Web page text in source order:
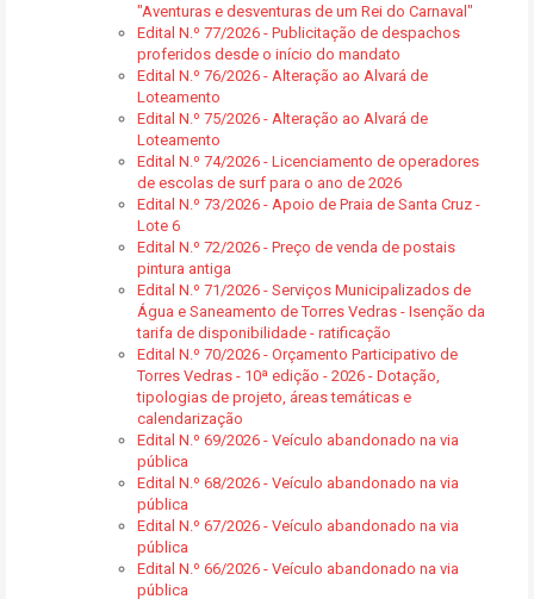
"Aventuras e desventuras de um Rei do Carnaval"
Edital N.º 77/2026 - Publicitação de despachos
proferidos desde o início do mandato
Edital N.º 76/2026 - Alteração ao Alvará de
Loteamento
Edital N.º 75/2026 - Alteração ao Alvará de
Loteamento
Edital N.º 74/2026 - Licenciamento de operadores
de escolas de surf para o ano de 2026
Edital N.º 73/2026 - Apoio de Praia de Santa Cruz -
Lote 6
Edital N.º 72/2026 - Preço de venda de postais
pintura antiga
Edital N.º 71/2026 - Serviços Municipalizados de
Água e Saneamento de Torres Vedras - Isenção da
tarifa de disponibilidade - ratificação
Edital N.º 70/2026 - Orçamento Participativo de
Torres Vedras - 10ª edição - 2026 - Dotação,
tipologias de projeto, áreas temáticas e
calendarização
Edital N.º 69/2026 - Veículo abandonado na via
pública
Edital N.º 68/2026 - Veículo abandonado na via
pública
Edital N.º 67/2026 - Veículo abandonado na via
pública
Edital N.º 66/2026 - Veículo abandonado na via
pública